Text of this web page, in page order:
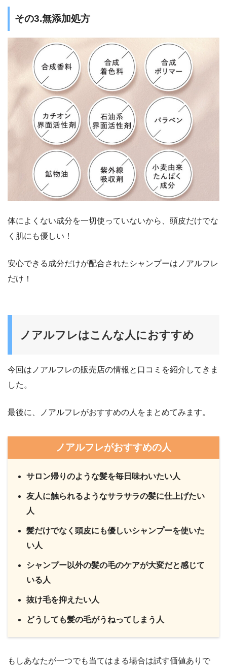
その3.無添加処方
体によくない成分を一切使っていないから、頭皮だけでな
く肌にも優しい！
安心できる成分だけが配合されたシャンプーはノアルフレ
だけ！
ノアルフレはこんな人におすすめ
今回はノアルフレの販売店の情報と口コミを紹介してきま
した。
最後に、ノアルフレがおすすめの人をまとめてみます。
ノアルフレがおすすめの人
サロン帰りのような髪を毎日味わいたい人
友人に触られるようなサラサラの髪に仕上げたい
人
髪だけでなく頭皮にも優しいシャンプーを使いた
い人
シャンプー以外の髪の毛のケアが大変だと感じて
いる人
抜け毛を抑えたい人
どうしても髪の毛がうねってしまう人
もしあなたが一つでも当てはまる場合は試す価値ありで